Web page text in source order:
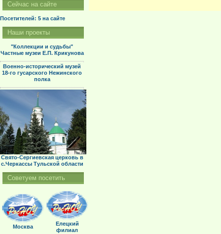
Сейчас на сайте
Посетителей: 5 на сайте
Наши проекты
"Коллекции и судьбы"
Частные музеи Е.П. Крикунова
Военно-исторический музей
18-го гусарского Нежинского
полка
Свято-Сергиевская церковь в
с.Черкассы Тульской области
Советуем посетить
Москва
Елецкий
филиал